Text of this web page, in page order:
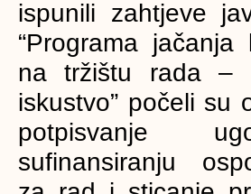
ispunili zahtjeve
“Programa jačanja
na tržištu rada –
iskustvo” počeli su
potpisvanje
sufinansiranju